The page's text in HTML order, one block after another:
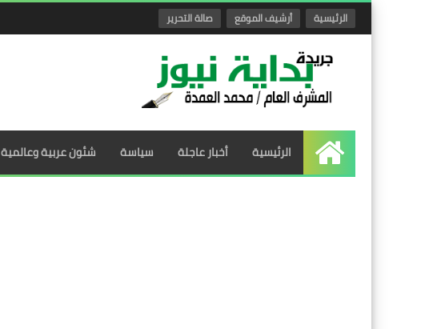
الرئيسية أرشيف الموقع صالة التحرير
الرئيسية
الرئيسية أخبار عاجلة سياسة شئون عربية وعالمية